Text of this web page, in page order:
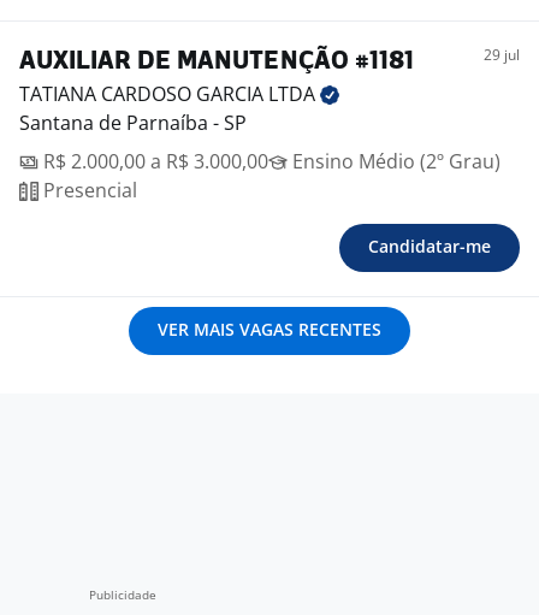
AUXILIAR DE MANUTENÇÃO #1181 29 jul
TATIANA CARDOSO GARCIA LTDA
Santana de Parnaíba - SP
R$ 2.000,00 a R$ 3.000,00
Ensino Médio (2º Grau)
Presencial
Candidatar-me
VER MAIS VAGAS RECENTES